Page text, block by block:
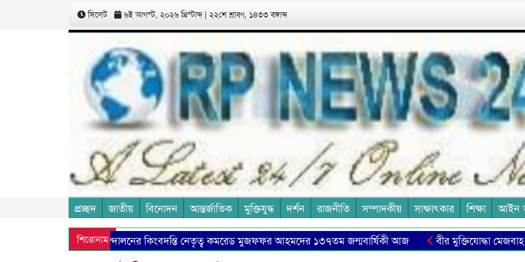
সিলেট ৬ই আগস্ট, ২০২৬ খ্রিস্টাব্দ | ২২শে শ্রাবণ, ১৪৩৩ বঙ্গাব্দ
প্রচ্ছদ জাতীয় বিনোদন আন্তর্জাতিক মুক্তিযুদ্ধ দর্শন রাজনীতি সম্পাদকীয় সাক্ষাৎকার শিক্ষা আইন
শিরোনাম
কমিউনিষ্ট আন্দোলনের কিংবদন্তি নেতৃত্ব কমরেড মুজফ্ফর আহমদের ১৩৭তম জন্মবার্ষিকী আজ বীর মুক্তিযোদ্ধা মেজবাহ
বিচারপতি সৈয়দ এ বি মাহমুদ হোসেনের ৪৪তম মৃত্যুবার্ষিকী কাল
মেয়েরা কী